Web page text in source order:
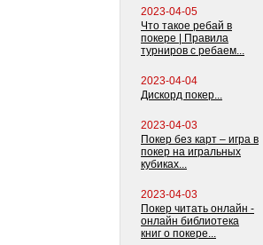
2023-04-05
Что такое ребай в
покере | Правила
турниров с ребаем...
2023-04-04
Дискорд покер...
2023-04-03
Покер без карт – игра в
покер на игральных
кубиках...
2023-04-03
Покер читать онлайн -
онлайн библиотека
книг о покере...